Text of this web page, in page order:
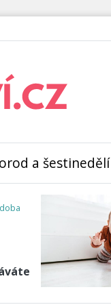
a šestinedělí